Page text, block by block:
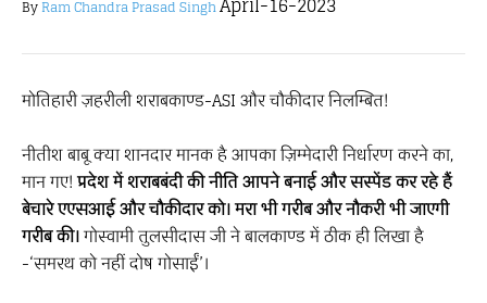
ByRam Chandra Prasad Singh
मोतिहारी ज़हरीली शराबकाण्ड-ASI और चौकीदार निलम्बित!
नीतीश बाबू क्या शानदार मानक है आपका ज़िम्मेदारी निर्धारण करने का,
मान गए!प्रदेश में शराबबंदी की नीति आपने बनाई और सस्पेंड कर रहे हैं
बेचारे एएसआई और चौकीदार को। मरा भी गरीब और नौकरी भी जाएगी
गरीब की।गोस्वामी तुलसीदास जी ने बालकाण्ड में ठीक ही लिखा है
-‘समरथ को नहीं दोष गोसाईं’।